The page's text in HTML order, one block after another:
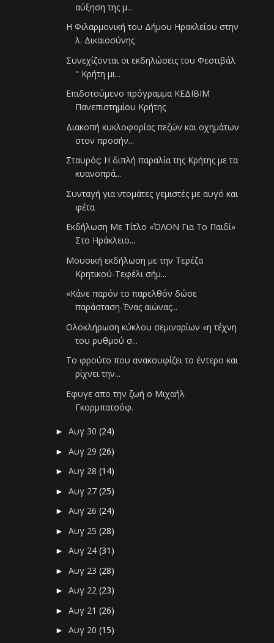
αύξηση της μ...
Η Φιλαρμονική του Δήμου Ηρακλείου στην
λ. Δικαιοσύνης
Συνεχίζονται οι εκδηλώσεις του Φεστιβάλ
" Κρήτη μι...
Επιδοτούμενο πρόγραμμα ΚΕΔΙΒΙΜ
Πανεπιστημίου Κρήτης
Διακοπή κυκλοφορίας πεζών και οχημάτων
στον προσήν...
Σταυρός: Η διπλή παραλία της Κρήτης με τα
κυανοπρά...
Συνταγή για ντομάτες γεμιστές με αυγό και
φέτα
Εκδήλωση Με Τίτλο «ΌΛΟΝ Για Το Παιδί»
Στο Ηράκλειο...
Μουσική εκδήλωση με την Τερέζα
Κρητικού-Τεφέλι σήμ...
«Κάνε παρόν το παρελθόν δώσε
παράσταση-Ένας αιώνας...
Ολοκλήρωση κύκλου σεμιναρίων «η τέχνη
του ρυθμού σ...
Το φρούτο που ανακουφίζει το έντερο και
ρίχνει την...
Εφυγε απο την ζωή ο Μιχαήλ
Γκορμπατσόφ.
►Αυγ 30(24)
►Αυγ 29(26)
►Αυγ 28(14)
►Αυγ 27(25)
►Αυγ 26(24)
►Αυγ 25(28)
►Αυγ 24(31)
►Αυγ 23(28)
►Αυγ 22(23)
►Αυγ 21(26)
►Αυγ 20(15)